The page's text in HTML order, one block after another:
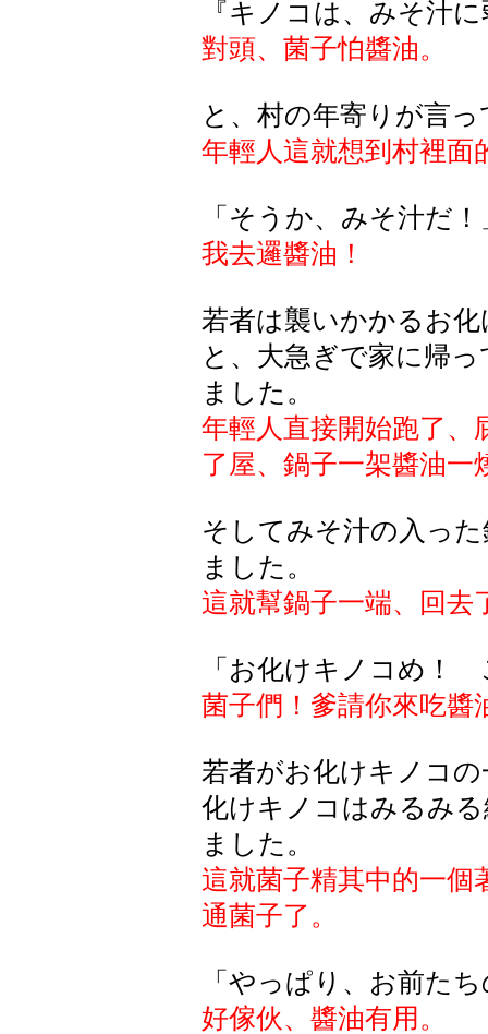
『キノコは、みそ汁
對頭、菌子怕醬油。
と、村の年寄りが言
年輕人這就想到村裡面
「そうか、みそ汁だ！
我去邏醬油！
若者は襲いかかるお
と、大急ぎで家に帰
ました。
年輕人直接開始跑了、
了屋、鍋子一架醬油一
そしてみそ汁の入っ
ました。
這就幫鍋子一端、回去
「お化けキノコめ！
菌子們！爹請你來吃醬
若者がお化けキノコ
化けキノコはみるみ
ました。
這就菌子精其中的一個
通菌子了。
「やっぱり、お前た
好傢伙、醬油有用。